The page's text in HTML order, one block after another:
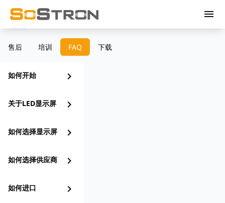
menu
售后 培训 FAQ 下载
如何开始 chevron_right
关于LED显示屏 chevron_right
如何选择显示屏 chevron_right
如何选择供应商 chevron_right
如何进口 chevron_right